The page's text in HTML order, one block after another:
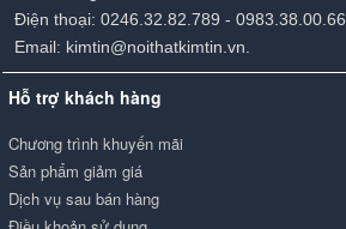
Điện thoại: 0246.32.82.789 - 0983.38.00.66.
Email: kimtin@noithatkimtin.vn.
Hỗ trợ khách hàng
Chương trình khuyến mãi
Sản phẩm giảm giá
Dịch vụ sau bán hàng